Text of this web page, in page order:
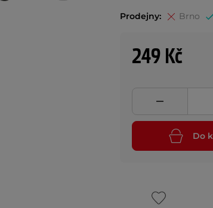
Prodejny: Brno
249 Kč
Do